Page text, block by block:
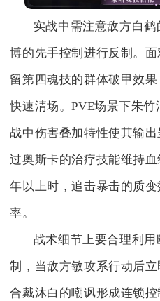
实战中需注意敌方白
博的先手控制进行反制。
留第四魂技的群体破甲效
快速清场。PVE场景下朱
战中伤害叠加特性使其输
过奥斯卡的治疗技能维持
年以上时，追击暴击的质
率。
战术细节上要合理利
制，当敌方敏攻系行动后
合戴沐白的嘲讽形成连锁